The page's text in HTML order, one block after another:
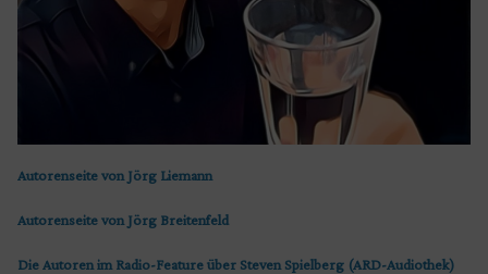
Autorenseite von Jörg Liemann
Autorenseite von Jörg Breitenfeld
Die Autoren im Radio-Feature über Steven Spielberg (ARD-Audiothek)